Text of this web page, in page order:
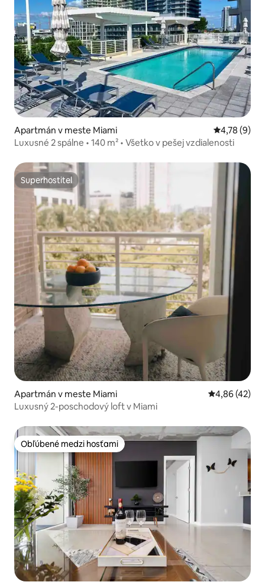
Apartmán v meste Miami Priemerné
4,78 (9)
Luxusné 2 spálne • 140 m² • Všetko v pešej vzdialenosti
Superhostiteľ
Superhostiteľ
Apartmán v meste Miami Priemerné
4,86 (42)
Luxusný 2-poschodový loft v Miami
Obľúbené medzi hosťami
Obľúbené medzi hosťami